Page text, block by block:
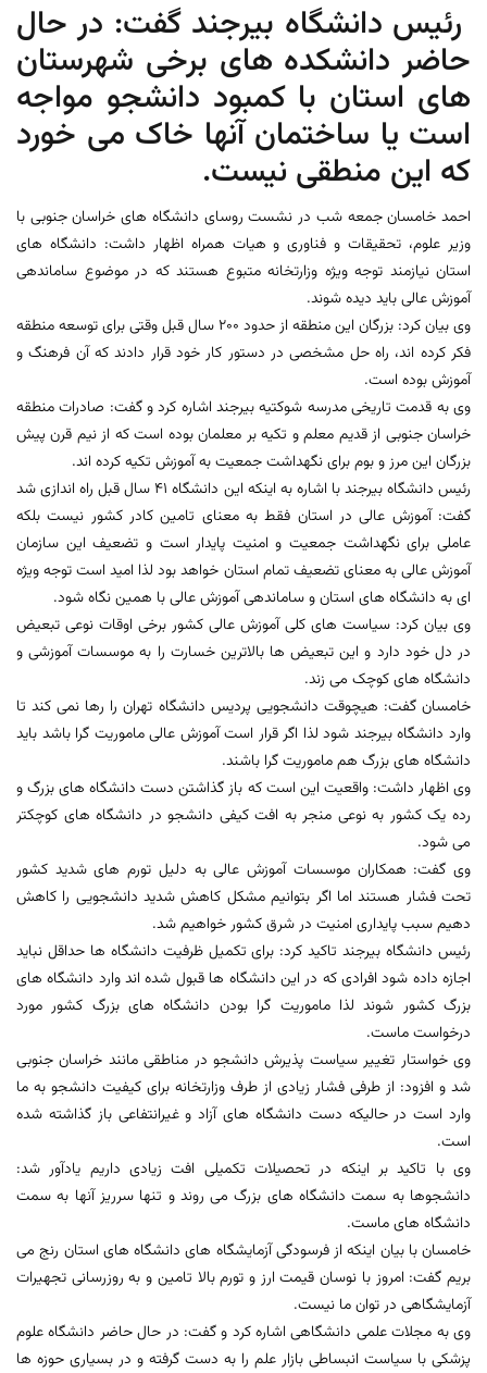
رئیس دانشگاه بیرجند گفت: در حال
حاضر دانشکده های برخی شهرستان
های استان با کمبود دانشجو مواجه
است یا ساختمان آنها خاک می خورد
که این منطقی نیست.
احمد خامسان جمعه شب در نشست روسای دانشگاه های خراسان جنوبی با
وزیر علوم، تحقیقات و فناوری و هیات همراه اظهار داشت: دانشگاه های
استان نیازمند توجه ویژه وزارتخانه متبوع هستند که در موضوع ساماندهی
آموزش عالی باید دیده شوند.
وی بیان کرد: بزرگان این منطقه از حدود 200 سال قبل وقتی برای توسعه منطقه
فکر کرده اند، راه حل مشخصی در دستور کار خود قرار دادند که آن فرهنگ و
آموزش بوده است.
وی به قدمت تاریخی مدرسه شوکتیه بیرجند اشاره کرد و گفت: صادرات منطقه
خراسان جنوبی از قدیم معلم و تکیه بر معلمان بوده است که از نیم قرن پیش
بزرگان این مرز و بوم برای نگهداشت جمعیت به آموزش تکیه کرده اند.
رئیس دانشگاه بیرجند با اشاره به اینکه این دانشگاه 41 سال قبل راه اندازی شد
گفت: آموزش عالی در استان فقط به معنای تامین کادر کشور نیست بلکه
عاملی برای نگهداشت جمعیت و امنیت پایدار است و تضعیف این سازمان
آموزش عالی به معنای تضعیف تمام استان خواهد بود لذا امید است توجه ویژه
ای به دانشگاه های استان و ساماندهی آموزش عالی با همین نگاه شود.
وی بیان کرد: سیاست های کلی آموزش عالی کشور برخی اوقات نوعی تبعیض
در دل خود دارد و این تبعیض ها بالاترین خسارت را به موسسات آموزشی و
دانشگاه های کوچک می زند.
خامسان گفت: هیچوقت دانشجویی پردیس دانشگاه تهران را رها نمی کند تا
وارد دانشگاه بیرجند شود لذا اگر قرار است آموزش عالی ماموریت گرا باشد باید
دانشگاه های بزرگ هم ماموریت گرا باشند.
وی اظهار داشت: واقعیت این است که باز گذاشتن دست دانشگاه های بزرگ و
رده یک کشور به نوعی منجر به افت کیفی دانشجو در دانشگاه های کوچکتر
می شود.
وی گفت: همکاران موسسات آموزش عالی به دلیل تورم های شدید کشور
تحت فشار هستند اما اگر بتوانیم مشکل کاهش شدید دانشجویی را کاهش
دهیم سبب پایداری امنیت در شرق کشور خواهیم شد.
رئیس دانشگاه بیرجند تاکید کرد: برای تکمیل ظرفیت دانشگاه ها حداقل نباید
اجازه داده شود افرادی که در این دانشگاه ها قبول شده اند وارد دانشگاه های
بزرگ کشور شوند لذا ماموریت گرا بودن دانشگاه های بزرگ کشور مورد
درخواست ماست.
وی خواستار تغییر سیاست پذیرش دانشجو در مناطقی مانند خراسان جنوبی
شد و افزود: از طرفی فشار زیادی از طرف وزارتخانه برای کیفیت دانشجو به ما
وارد است در حالیکه دست دانشگاه های آزاد و غیرانتفاعی باز گذاشته شده
است.
وی با تاکید بر اینکه در تحصیلات تکمیلی افت زیادی داریم یادآور شد:
دانشجوها به سمت دانشگاه های بزرگ می روند و تنها سرریز آنها به سمت
دانشگاه های ماست.
خامسان با بیان اینکه از فرسودگی آزمایشگاه های دانشگاه های استان رنج می
بریم گفت: امروز با نوسان قیمت ارز و تورم بالا تامین و به روزرسانی تجهیرات
آزمایشگاهی در توان ما نیست.
وی به مجلات علمی دانشگاهی اشاره کرد و گفت: در حال حاضر دانشگاه علوم
پزشکی با سیاست انبساطی بازار علم را به دست گرفته و در بسیاری حوزه ها